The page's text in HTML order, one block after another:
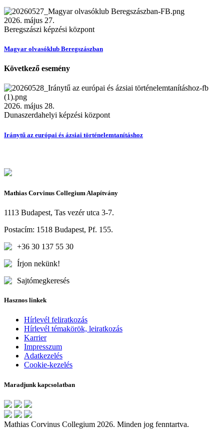
2026. május 27.
Beregszászi képzési központ
Magyar olvasóklub Beregszászban
Következő esemény
2026. május 28.
Dunaszerdahelyi képzési központ
Iránytű az európai és ázsiai történelemtanításhoz
Mathias Corvinus Collegium Alapítvány
1113 Budapest, Tas vezér utca 3-7.
Postacím: 1518 Budapest, Pf. 155.
+36 30 137 55 30
Írjon nekünk!
Sajtómegkeresés
Hasznos linkek
Hírlevél feliratkozás
Hírlevél témakörök, leiratkozás
Karrier
Impresszum
Adatkezelés
Cookie-kezelés
Maradjunk kapcsolatban
Mathias Corvinus Collegium 2026. Minden jog fenntartva.